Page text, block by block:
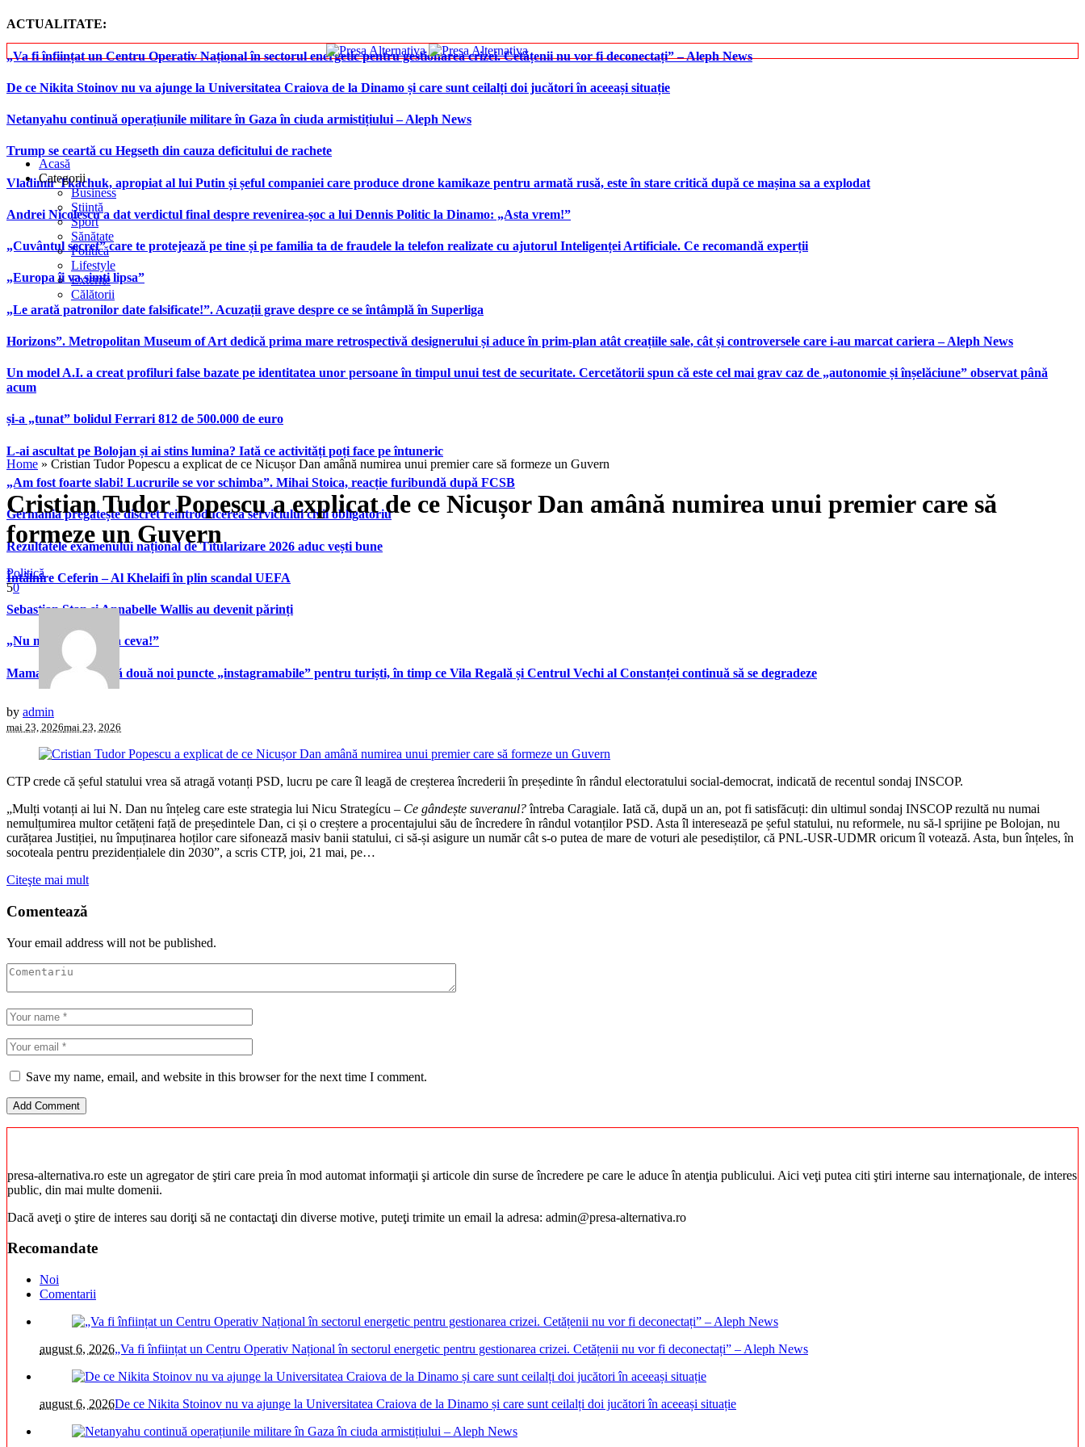
ACTUALITATE:
„Va fi înființat un Centru Operativ Național în sectorul energetic pentru gestionarea crizei. Cetățenii nu vor fi deconectați” – Aleph News
De ce Nikita Stoinov nu va ajunge la Universitatea Craiova de la Dinamo și care sunt ceilalți doi jucători în aceeași situație
Netanyahu continuă operațiunile militare în Gaza în ciuda armistițiului – Aleph News
Trump se ceartă cu Hegseth din cauza deficitului de rachete
Vladimir Tkachuk, apropiat al lui Putin și șeful companiei care produce drone kamikaze pentru armată rusă, este în stare critică după ce mașina sa a explodat
Andrei Nicolescu a dat verdictul final despre revenirea-șoc a lui Dennis Politic la Dinamo: „Asta vrem!”
„Cuvântul secret” care te protejează pe tine și pe familia ta de fraudele la telefon realizate cu ajutorul Inteligenței Artificiale. Ce recomandă experții
„Europa îi va simți lipsa”
„Le arată patronilor date falsificate!”. Acuzații grave despre ce se întâmplă în Superliga
Horizons”. Metropolitan Museum of Art dedică prima mare retrospectivă designerului și aduce în prim-plan atât creațiile sale, cât și controversele care i-au marcat cariera – Aleph News
Un model A.I. a creat profiluri false bazate pe identitatea unor persoane în timpul unui test de securitate. Cercetătorii spun că este cel mai grav caz de „autonomie și înșelăciune” observat până
acum
și-a „tunat” bolidul Ferrari 812 de 500.000 de euro
L-ai ascultat pe Bolojan și ai stins lumina? Iată ce activități poți face pe întuneric
„Am fost foarte slabi! Lucrurile se vor schimba”. Mihai Stoica, reacție furibundă după FCSB
Germania pregătește discret reintroducerea serviciului civil obligatoriu
Rezultatele examenului național de Titularizare 2026 aduc vești bune
Întâlnire Ceferin – Al Khelaifi în plin scandal UEFA
Sebastian Stan și Annabelle Wallis au devenit părinți
„Nu mă întrebați așa ceva!”
Mamaia inaugurează două noi puncte „instagramabile” pentru turiști, în timp ce Vila Regală și Centrul Vechi al Constanței continuă să se degradeze
Acasă
Categorii
Business
Știință
Sport
Sănătate
Politică
Lifestyle
Externe
Călătorii
Home » Cristian Tudor Popescu a explicat de ce Nicușor Dan amână numirea unui premier care să formeze un Guvern
Cristian Tudor Popescu a explicat de ce Nicușor Dan amână numirea unui premier care să
formeze un Guvern
Politică
50
by admin
mai 23, 2026mai 23, 2026
CTP crede că șeful statului vrea să atragă votanți PSD, lucru pe care îl leagă de creșterea încrederii în președinte în rândul electoratului social-democrat, indicată de recentul sondaj INSCOP.
„Mulți votanți ai lui N. Dan nu înțeleg care este strategia lui Nicu Strategίcu – Ce gândește suveranul?întreba Caragiale. Iată că, după un an, pot fi satisfăcuți: din ultimul sondaj INSCOP rezultă nu numai
nemulțumirea multor cetățeni față de președintele Dan, ci și o creștere a procentajului său de încredere în rândul votanților PSD. Asta îl interesează pe șeful statului, nu reformele, nu să-l sprijine pe Bolojan, nu
curățarea Justiției, nu împuținarea hoților care sifonează masiv banii statului, ci să-și asigure un număr cât s-o putea de mare de voturi ale pesediștilor, că PNL-USR-UDMR oricum îl votează. Asta, bun înțeles, în
socoteala pentru prezidențialele din 2030”, a scris CTP, joi, 21 mai, pe…
Citeşte mai mult
Comentează
Your email address will not be published.
Save my name, email, and website in this browser for the next time I comment.
presa-alternativa.ro este un agregator de ştiri care preia în mod automat informaţii şi articole din surse de încredere pe care le aduce în atenţia publicului. Aici veţi putea citi ştiri interne sau internaţionale, de interes
public, din mai multe domenii.
Dacă aveţi o ştire de interes sau doriţi să ne contactaţi din diverse motive, puteţi trimite un email la adresa: admin@presa-alternativa.ro
Recomandate
Noi
Comentarii
august 6, 2026„Va fi înființat un Centru Operativ Național în sectorul energetic pentru gestionarea crizei. Cetățenii nu vor fi deconectați” – Aleph News
august 6, 2026De ce Nikita Stoinov nu va ajunge la Universitatea Craiova de la Dinamo și care sunt ceilalți doi jucători în aceeași situație